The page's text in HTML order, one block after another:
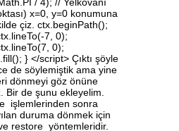
/ 4); // Yelkovanı
x=0, y=0 konumuna
çiz. ctx.beginPath();
7, 0);
0);
} </script> Çıktı şöyle
de söylemiştik ama yine
dönmeyi göz önüne
Bir de şunu ekleyelim.
işlemlerinden sonra
duruma dönmek için
restore yöntemleridir.